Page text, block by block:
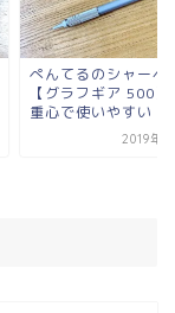
無印良品の「パイル
その次がある薄手ス
ルバスタオル」を購
2022年4